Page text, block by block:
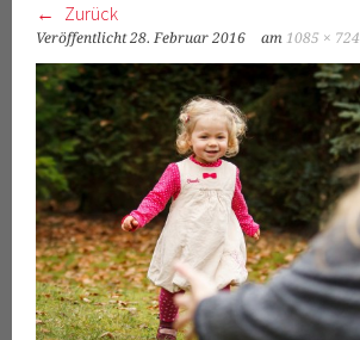
Zurück
Veröffentlicht28. Februar 2016 am 1085 × 724